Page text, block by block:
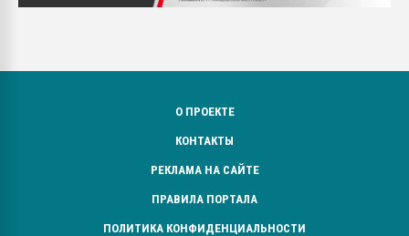
О ПРОЕКТЕ
КОНТАКТЫ
РЕКЛАМА НА САЙТЕ
ПРАВИЛА ПОРТАЛА
ПОЛИТИКА КОНФИДЕНЦИАЛЬНОСТИ